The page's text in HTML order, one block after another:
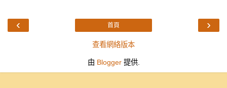
‹ ›
首頁
查看網絡版本
由 Blogger提供.